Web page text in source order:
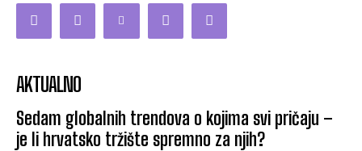
AKTUALNO
Sedam globalnih trendova o kojima svi pričaju –
je li hrvatsko tržište spremno za njih?